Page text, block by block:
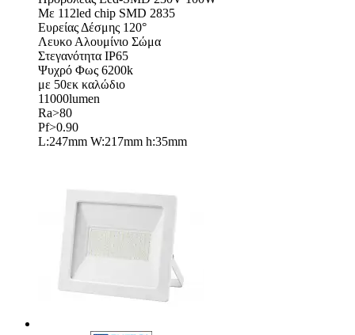
Με 112led chip SMD 2835
Ευρείας Δέσμης 120°
Λευκο Αλουμίνιο Σώμα
Στεγανότητα IP65
Ψυχρό Φως 6200k
με 50εκ καλώδιο
11000lumen
Ra>80
Pf>0.90
L:247mm W:217mm h:35mm